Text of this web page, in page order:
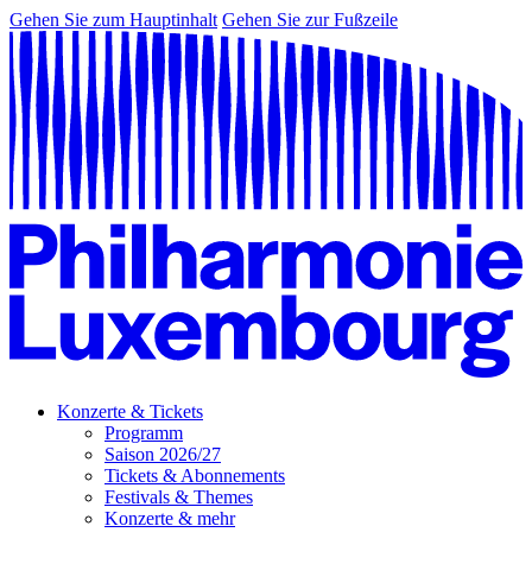
Gehen Sie zum Hauptinhalt Gehen Sie zur Fußzeile
Konzerte & Tickets
Programm
Saison 2026/27
Tickets & Abonnements
Festivals & Themes
Konzerte & mehr